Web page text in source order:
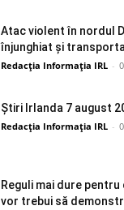
Atac violent în nordul
înjunghiat și
Redacția Informația IRL -
Știri Irlanda 7 august
Redacția Informația IRL -
Reguli mai dure
vor trebui să